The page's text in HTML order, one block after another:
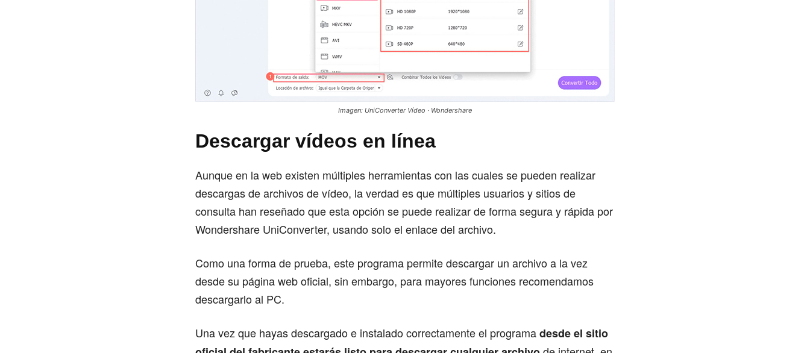
Imagen: UniConverter Vídeo · Wondershare
Descargar vídeos en línea
Aunque en la web existen múltiples herramientas con las cuales se pueden realizar
descargas de archivos de vídeo, la verdad es que múltiples usuarios y sitios de
consulta han reseñado que esta opción se puede realizar de forma segura y rápida por
Wondershare UniConverter, usando solo el enlace del archivo.
Como una forma de prueba, este programa permite descargar un archivo a la vez
desde su página web oficial, sin embargo, para mayores funciones recomendamos
descargarlo al PC.
Una vez que hayas descargado e instalado correctamente el programadesde el sitio